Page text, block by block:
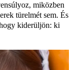
miközben
türelmét sem. És
kiderüljön: ki